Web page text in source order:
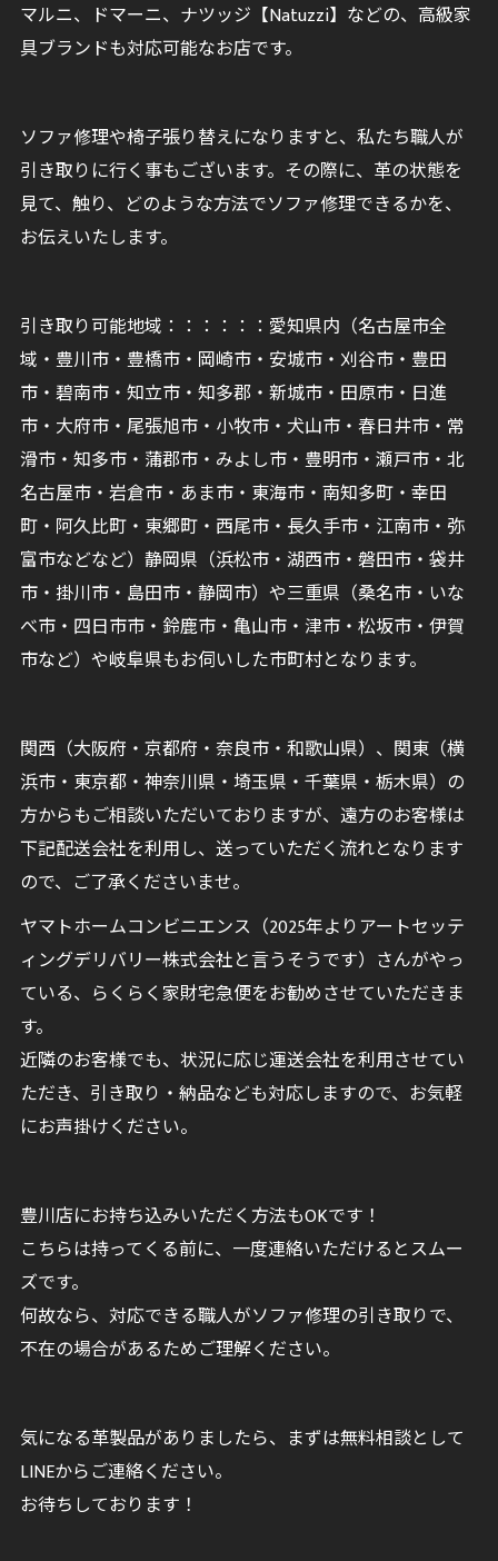
マルニ、ドマーニ、ナツッジ【Natuzzi】などの、高級家
具ブランドも対応可能なお店です。
ソファ修理や椅子張り替えになりますと、私たち職人が
引き取りに行く事もございます。その際に、革の状態を
見て、触り、どのような方法でソファ修理できるかを、
お伝えいたします。
引き取り可能地域：：：：：：愛知県内（名古屋市全
域・豊川市・豊橋市・岡崎市・安城市・刈谷市・豊田
市・碧南市・知立市・知多郡・新城市・田原市・日進
市・大府市・尾張旭市・小牧市・犬山市・春日井市・常
滑市・知多市・蒲郡市・みよし市・豊明市・瀬戸市・北
名古屋市・岩倉市・あま市・東海市・南知多町・幸田
町・阿久比町・東郷町・西尾市・長久手市・江南市・弥
富市などなど）静岡県（浜松市・湖西市・磐田市・袋井
市・掛川市・島田市・静岡市）や三重県（桑名市・いな
べ市・四日市市・鈴鹿市・亀山市・津市・松坂市・伊賀
市など）や岐阜県もお伺いした市町村となります。
関西（大阪府・京都府・奈良市・和歌山県）、関東（横
浜市・東京都・神奈川県・埼玉県・千葉県・栃木県）の
方からもご相談いただいておりますが、遠方のお客様は
下記配送会社を利用し、送っていただく流れとなります
ので、ご了承くださいませ。
ヤマトホームコンビニエンス（2025年よりアートセッテ
ィングデリバリー株式会社と言うそうです）さんがやっ
ている、らくらく家財宅急便をお勧めさせていただきま
す。
近隣のお客様でも、状況に応じ運送会社を利用させてい
ただき、引き取り・納品なども対応しますので、お気軽
にお声掛けください。
豊川店にお持ち込みいただく方法もOKです！
こちらは持ってくる前に、一度連絡いただけるとスムー
ズです。
何故なら、対応できる職人がソファ修理の引き取りで、
不在の場合があるためご理解ください。
気になる革製品がありましたら、まずは無料相談として
LINEからご連絡ください。
お待ちしております！